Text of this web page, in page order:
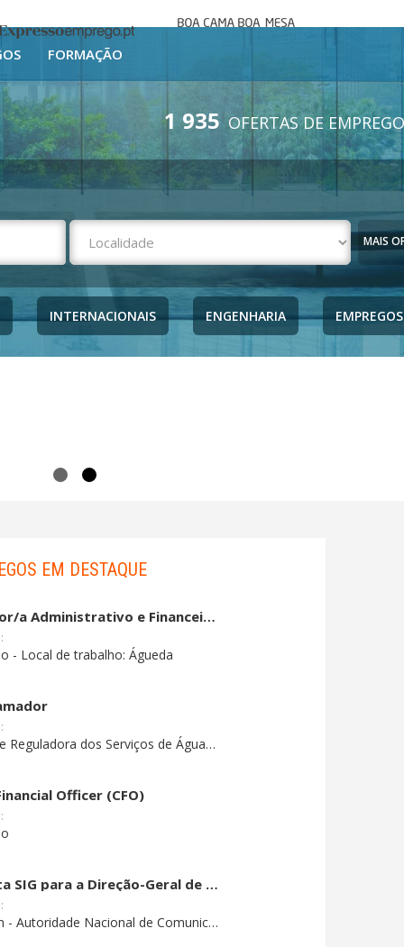
Expresso Emprego
mesa
FORMAÇÃO
1 935 OFERTAS DE
MAIS
INTERNACIONAIS ENGENHARIA
EM DESTAQUE
Director/a Administrativo e Financeiro/a
- Local de trabalho: Águeda
Entidade Reguladora dos Serviços de Águas e Resíduos
Officer (CFO)
Analista SIG para a Direção-Geral de Informação e Inovação (DGII) (M/F)
Anacom - Autoridade Nacional de Comunicações